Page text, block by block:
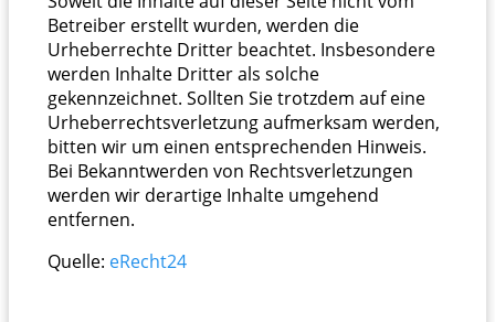
Betreiber erstellt wurden, werden die
Urheberrechte Dritter beachtet. Insbesondere
werden Inhalte Dritter als solche
gekennzeichnet. Sollten Sie trotzdem auf eine
Urheberrechtsverletzung aufmerksam werden,
bitten wir um einen entsprechenden Hinweis.
Bei Bekanntwerden von Rechtsverletzungen
werden wir derartige Inhalte umgehend
entfernen.
Quelle: eRecht24